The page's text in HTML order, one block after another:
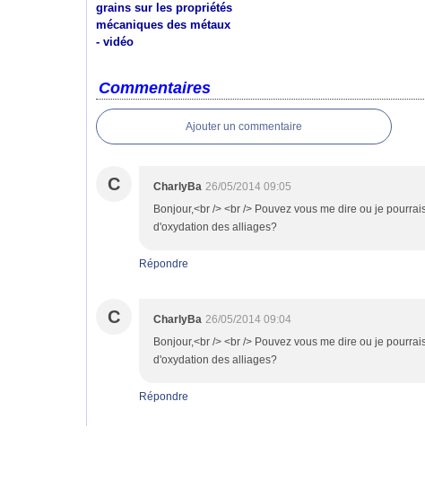
grains sur les propriétés
mécaniques des métaux
- vidéo
Commentaires
Ajouter un commentaire
C CharlyBa 26/05/2014 09:05
Bonjour,<br /> <br /> Pouvez vous me dire ou je
d'oxydation des alliages?
Répondre
C CharlyBa 26/05/2014 09:04
Bonjour,<br /> <br /> Pouvez vous me dire ou je
d'oxydation des alliages?
Répondre